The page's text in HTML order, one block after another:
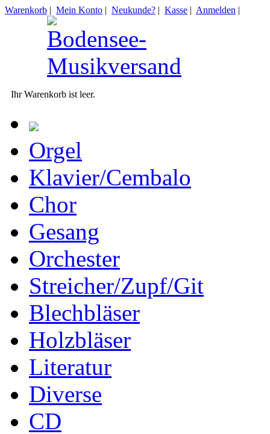
Warenkorb | Mein Konto | Neukunde? | Kasse | Anmelden |
Ihr Warenkorb ist leer.
Orgel
Klavier/Cembalo
Chor
Gesang
Orchester
Streicher/Zupf/Git
Blechbläser
Holzbläser
Literatur
Diverse
CD